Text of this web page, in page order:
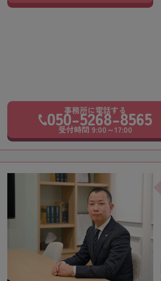
事務所に電話する
050-5268-8565
受付時間 9:00～17:00